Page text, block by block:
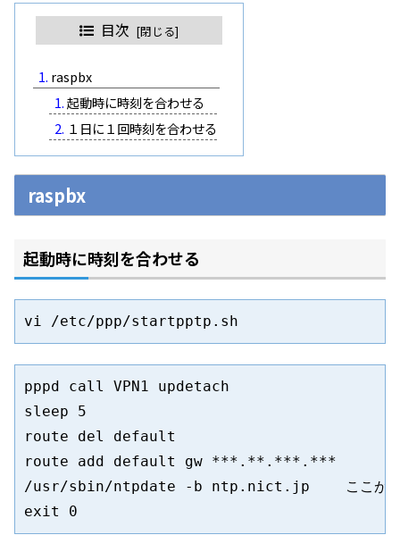
目次
raspbx
起動時に時刻を合わせる
１日に１回時刻を合わせる
raspbx
起動時に時刻を合わせる
pppd call VPN1 updetach
sleep 5
route del default
route add default gw ***.**.***.***
/usr/sbin/ntpdate -b ntp.nict.jp    ここがポ